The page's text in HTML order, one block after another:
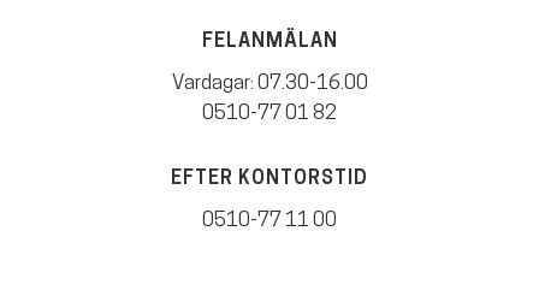
FELANMÄLAN
Vardagar: 07.30-16.00
0510-77 01 82
EFTER KONTORSTID
0510-77 11 00